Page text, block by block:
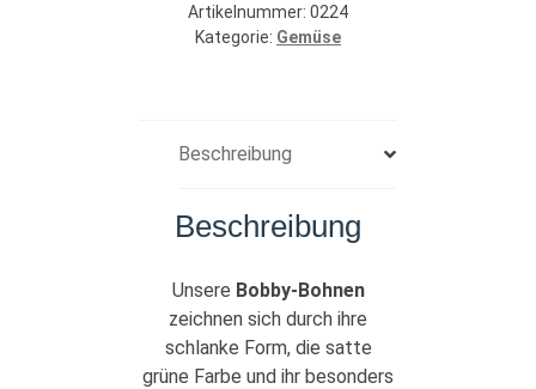
Artikelnummer: 0224
Kategorie: Gemüse
Beschreibung
Beschreibung
Unsere Bobby-Bohnen
zeichnen sich durch ihre
schlanke Form, die satte
grüne Farbe und ihr besonders